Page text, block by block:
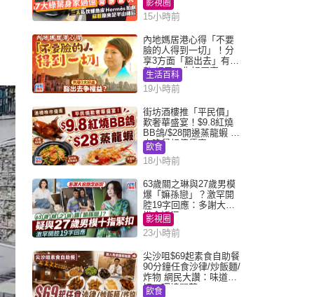
影視圈
15小時前
內地媽居港心得「不要
臉的人得到一切」！分
享3方面「豁出去」有著
數 網民：你好厲害
生活百科
19小時前
街坊酒樓推「平民價」
歎奢華盛宴！$9.8紅燒
BB鴿/$28開邊蒸龍蝦 3
大晚餐超值優惠
飲食
18小時前
63歲關之琳與27歲男模
爆「嫲孫戀」？激罕開
腔19字回應：多謝大家
掛念近況
影視圈
23小時前
尖沙咀$69起素食自助餐
90分鐘任食沙律/炒飯麵/
炸物 網民大讚：味道
好，環境闊落
飲食